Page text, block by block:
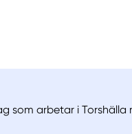
som arbetar i